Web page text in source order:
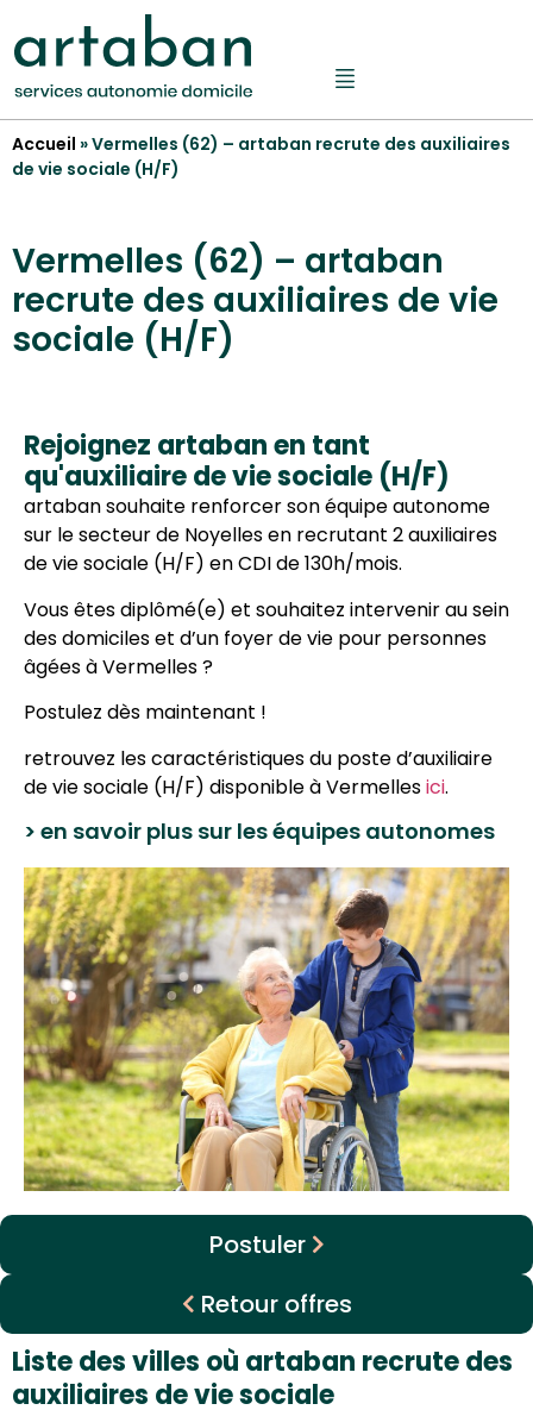
Accueil »Vermelles (62) – artaban recrute des auxiliaires
de vie sociale (H/F)
Vermelles (62) – artaban
recrute des auxiliaires de vie
sociale (H/F)
Rejoignez artaban en tant
qu'auxiliaire de vie sociale (H/F)
artaban souhaite renforcer son équipe autonome
sur le secteur de Noyelles en recrutant 2 auxiliaires
de vie sociale (H/F) en CDI de 130h/mois.
Vous êtes diplômé(e) et souhaitez intervenir au sein
des domiciles et d’un foyer de vie pour personnes
âgées à Vermelles ?
Postulez dès maintenant !
retrouvez les caractéristiques du poste d’auxiliaire
de vie sociale (H/F) disponible à Vermellesici.
> en savoir plus sur les équipes autonomes
Postuler
Retour offres
Liste des villes où artaban recrute des
auxiliaires de vie sociale